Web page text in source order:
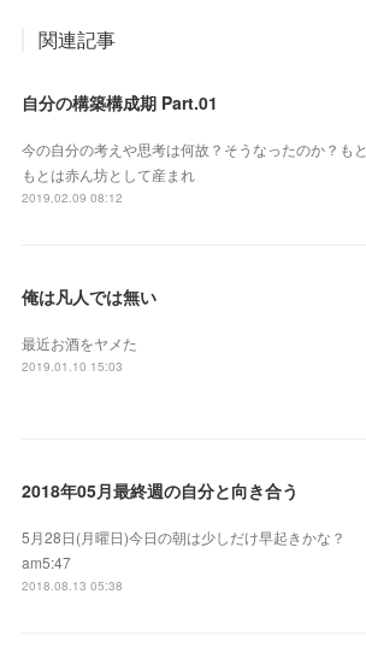
関連記事
自分の構築構成期 Part.01
今の自分の考えや思考は何故？そうなったのか？もと
もとは赤ん坊として産まれ
2019.02.09 08:12
俺は凡人では無い
最近お酒をヤメた
2019.01.10 15:03
2018年05月最終週の自分と向き合う
5月28日(月曜日)今日の朝は少しだけ早起きかな？
am5:47
2018.08.13 05:38